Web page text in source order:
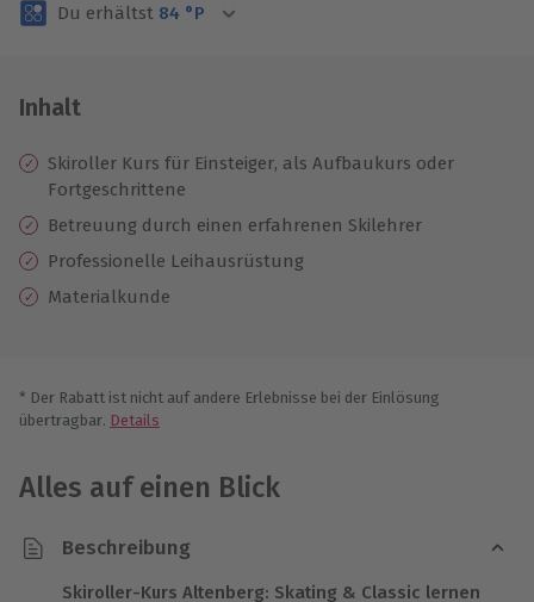
Du erhältst 84 °P
Inhalt
Skiroller Kurs für Einsteiger, als Aufbaukurs oder
Fortgeschrittene
​​Betreuung durch einen erfahrenen Skilehrer
Professionelle Leihausrüstung
Materialkunde
* Der Rabatt ist nicht auf andere Erlebnisse bei der Einlösung
übertragbar. Details
Alles auf einen Blick
Beschreibung
Skiroller-Kurs Altenberg: Skating & Classic lernen